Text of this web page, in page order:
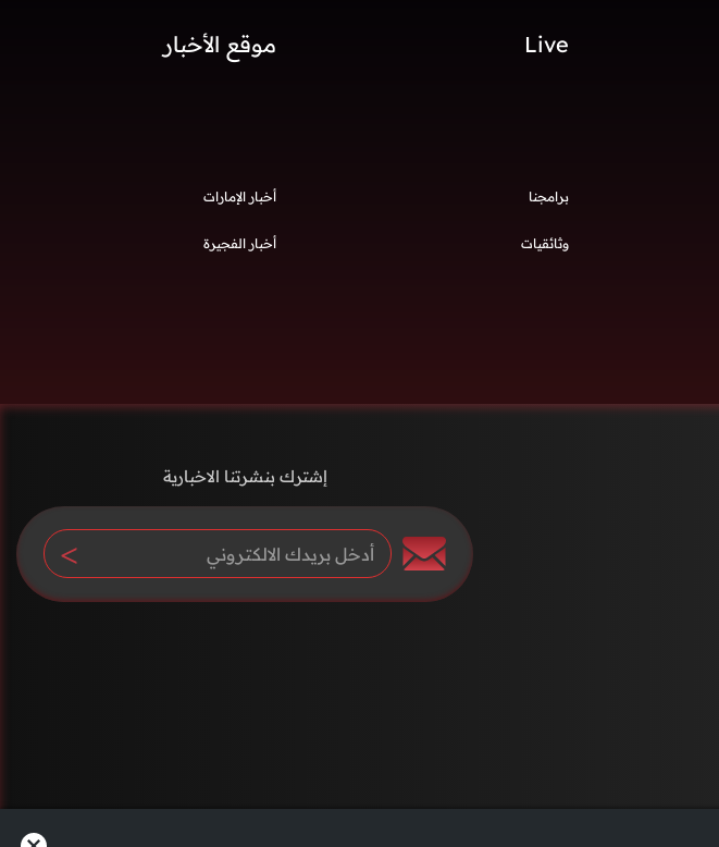
Live موقع الأخبار
برامجنا
وثائقيات
أخبار الإمارات
أخبار الفجيرة
إشترك بنشرتنا الاخبارية